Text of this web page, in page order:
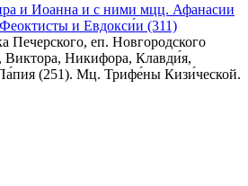
и Иоанна и с ними мцц. Афанасии
и Евдокси́и (311)
Печерского, еп. Новгородского
Никифора, Клавди́я,
(251). Мц. Трифе́ны Кизи́ческой.